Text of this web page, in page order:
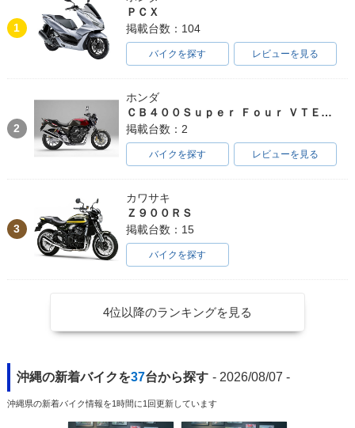
1
ＰＣＸ
掲載台数：104
バイクを探す レビューを見る
2
ホンダ
ＣＢ４００Ｓｕｐｅｒ Ｆｏｕｒ ＶＴＥＣ ＳＰＥＣ３
掲載台数：2
バイクを探す レビューを見る
3
カワサキ
Ｚ９００ＲＳ
掲載台数：15
バイクを探す
4位以降のランキングを見る
沖縄の新着バイクを37台から探す - 2026/08/07 -
沖縄県の新着バイク情報を1時間に1回更新しています